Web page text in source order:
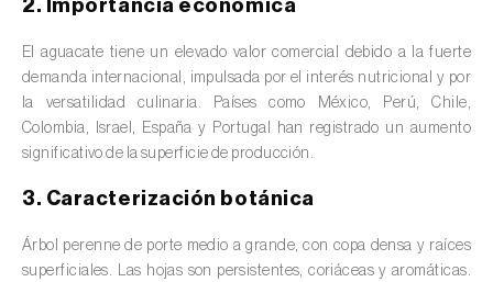
Ambientes acuáticos (
valas, canais, açudes, barragens e estações
de tratamento de águas residuais)
Anacardo ( Anacardium occidentale)
Áreas no cultivadas (-)
2. Importancia económica
El aguacate tiene un elevado valor comercial debido a la fuerte
demanda internacional, impulsada por el interés nutricional y por
la versatilidad culinaria. Países como México, Perú, Chile,
Colombia, Israel, España y Portugal han registrado un aumento
significativo de la superficie de producción.
3. Caracterización botánica
Árbol perenne de porte medio a grande, con copa densa y raíces
superficiales. Las hojas son persistentes, coriáceas y aromáticas.